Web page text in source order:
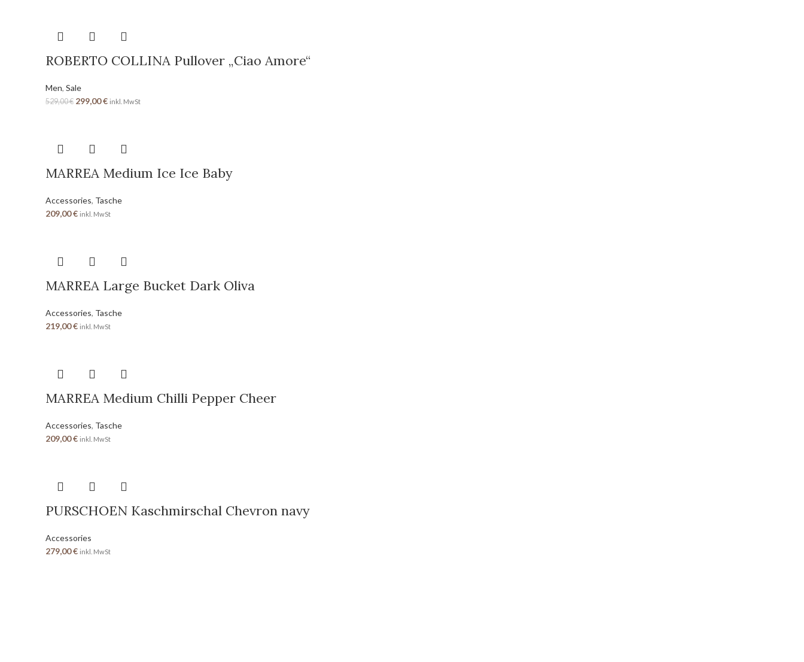
ROBERTO COLLINA Pullover „Ciao Amore“
Men, Sale
529,00€ 299,00€ inkl. MwSt
MARREA Medium Ice Ice Baby
Accessories, Tasche
209,00€ inkl. MwSt
MARREA Large Bucket Dark Oliva
Accessories, Tasche
219,00€ inkl. MwSt
MARREA Medium Chilli Pepper Cheer
Accessories, Tasche
209,00€ inkl. MwSt
PURSCHOEN Kaschmirschal Chevron navy
Accessories
279,00€ inkl. MwSt